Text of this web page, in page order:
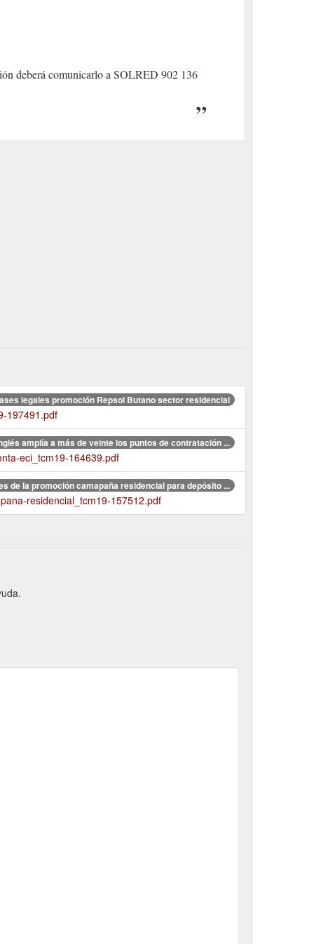
deberá comunicarlo a SOLRED 902 136
legales promoción Repsol Butano sector residencial
197491.pdf
amplía a más de veinte los puntos de contratación ...
eci_tcm19-164639.pdf
de la promoción camapaña residencial para depósito ...
residencial_tcm19-157512.pdf